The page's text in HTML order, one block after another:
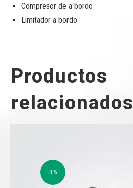
Compresor de a bordo
Limitador a bordo
Productos
relacionados
-1%